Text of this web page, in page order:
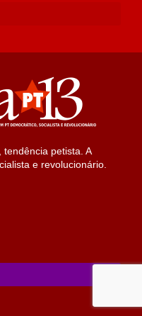
tendência petista. A
e revolucionário.